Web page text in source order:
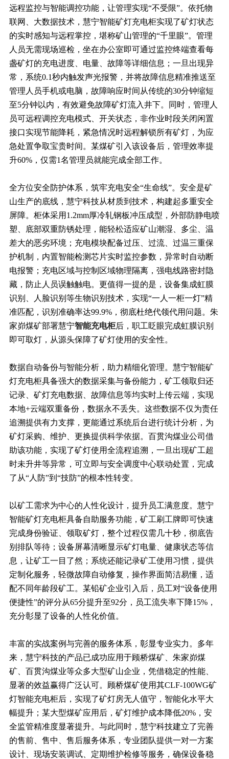
远程监控与智能调控功能，让管理实现“不受限”。依托物
联网、大数据技术，慧宁智能矿灯充电柜实现了矿灯状态
的实时感知与远程掌控，堪称矿山管理的“千里眼”。管理
人员无需现场巡检，坐在办公室即可通过监控终端查看每
盏矿灯的充电进度、电量、故障等详细信息；一旦出现异
常，系统0.1秒内触发声光报警，并将故障信息精准推送至
管理人员手机或电脑，故障响应时间从传统的30分钟缩短
至5分钟以内，有效避免故障矿灯流入井下。同时，管理人
员可远程调控充电模式、开关状态，非作业时段关闭闲置
接口实现节能降耗，紧急情况时远程解锁所有矿灯，为应
急处置争取宝贵时间。某煤矿引入该设备后，管理效率提
升60%，仅需1名管理员就能完成全部工作。
全方位安全防护体系，筑牢充电安全“生命线”。安全是矿
山生产的底线，慧宁科技从材质到技术，构建起多重安全
屏障。柜体采用1.2mm厚冷轧钢板冲压成型，外部防静电喷
塑、底部双重防锈处理，能轻松适应矿山潮湿、多尘、温
差大的恶劣环境；充电模块配备过压、过流、过温三重保
护机制，内置智能检测芯片实时监控参数，异常时自动断
电报警；充电区域与控制区域物理隔离，强电线路密封隐
藏，防止人员误触触电。更值得一提的是，设备集成虹膜
识别、人脸识别等生物识别技术，实现“一人一柜一灯”精
准匹配，识别准确率达99.9%，彻底杜绝代领代用问题。朱
家峁煤矿部署慧宁智能充电柜后，职工眨眼完成虹膜识别
即可取灯，从源头保障了矿灯使用的安全性。
数据自动备份与智能分析，助力精细化管理。慧宁智能矿
灯充电柜具备强大的数据采集与备份能力，矿工领取归还
记录、矿灯充电数据、故障信息等均实时上传云端，实现
本地+云端双重备份，数据永不丢失。这些数据不仅为责任
追溯提供有力支撑，更能通过系统后台进行统计分析，为
矿灯采购、维护、更换提供科学依据。百贯沟煤业公司借
助该功能，实现了矿灯使用全流程追溯，一旦出现矿工超
时未升井等异常，可立即与安全调度中心联动处置，完成
了从“人防”到“技防”的根本性转变。
以矿工需求为中心的人性化设计，提升员工满意度。慧宁
智能矿灯充电柜具备自助服务功能，矿工刷工牌即可快速
完成身份验证、领取矿灯，整个过程仅需几十秒，彻底告
别排队等待；设备屏幕清晰显示矿灯电量、健康状态等信
息，让矿工一目了然；系统还能记录矿工使用习惯，提供
定制化服务，轻微故障自动修复，操作界面简洁易懂，适
配不同年龄段矿工。某铅矿企业引入后，员工对“设备使用
便捷性”的评分从65分提升至92分，员工流失率下降15%，
充分彰显了设备的人性化价值。
丰富的实战案例与完善的服务体系，彰显专业实力。多年
来，慧宁科技的产品已成功应用于顾桥煤矿、朱家峁煤
矿、百贯沟煤业等众多大型矿山企业，凭借稳定的性能、
显著的效益赢得广泛认可。顾桥煤矿使用其CLF-100WG矿
灯智能充电柜后，实现了矿灯房无人值守，智能化水平大
幅提升；某大型煤矿应用后，矿灯维护成本降低20%，安
全监管精准度显著提升。与此同时，慧宁科技建立了完善
的售前、售中、售后服务体系，专业团队提供一对一方案
设计、现场安装调试、定期维护检修等服务，确保设备稳